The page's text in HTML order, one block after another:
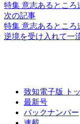
特集 意志あるところ
次の記事
特集 意志あるところ
逆境を受け入れて一
致知電子版 ト
最新号
バックナンバー